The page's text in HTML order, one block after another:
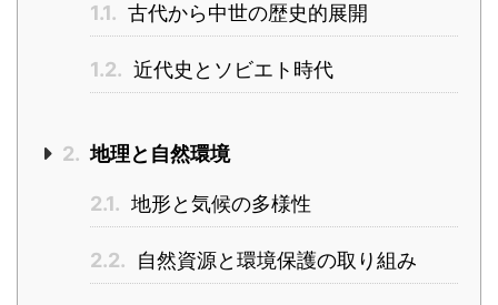
1.1. 古代から中世の歴史的展開
1.2. 近代史とソビエト時代
2. 地理と自然環境
2.1. 地形と気候の多様性
2.2. 自然資源と環境保護の取り組み